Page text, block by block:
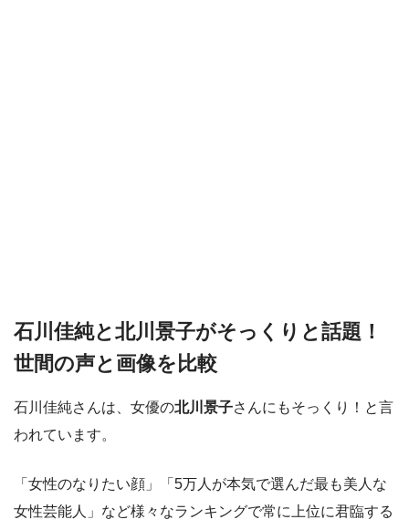
石川佳純と北川景子がそっくりと話題！
世間の声と画像を比較
石川佳純さんは、女優の北川景子さんにもそっくり！と言
われています。
「女性のなりたい顔」「5万人が本気で選んだ最も美人な
女性芸能人」など様々なランキングで常に上位に君臨する